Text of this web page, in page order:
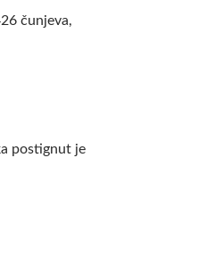
čunjeva,
postignut je